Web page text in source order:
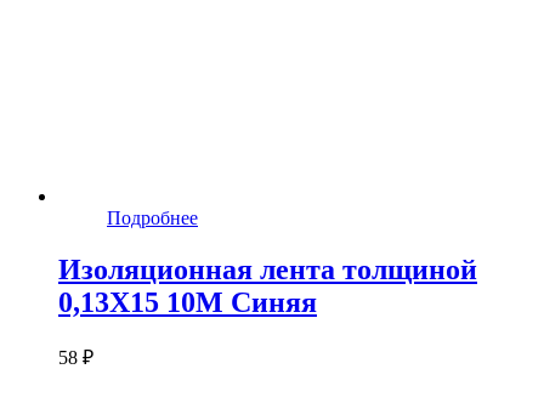
Подробнее
Изоляционная лента толщиной
0,13X15 10M Синяя
58 ₽